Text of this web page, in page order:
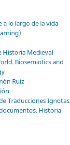
a lo largo de la vida
Historia Medieval
Biosemiotics and
Ruiz
Traducciones Ignotas
Historia